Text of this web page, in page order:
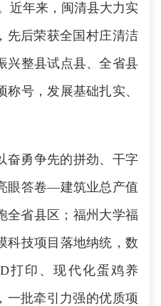
近年来，闽清县大力实
先后荣获全国村庄清洁
兴整县试点县、全省县
号，发展基础扎实、
奋勇争先的拼劲、干字
眼答卷―建筑业总产值
全省县区；福州大学福
科技项目落地纳统，数
打印、现代化蛋鸡养
一批牵引力强的优质项